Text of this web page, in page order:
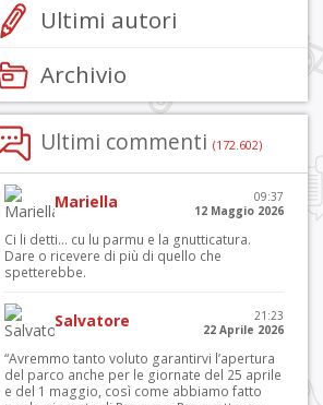
Ultimi autori
Archivio
Ultimi commenti (172.602)
Mariella
09:37
12 Maggio 2026
Ci li detti… cu lu parmu e la gnutticatura.
Dare o ricevere di più di quello che
spetterebbe.
Salvatore
21:23
22 Aprile 2026
“Avremmo tanto voluto garantirvi l’apertura
del parco anche per le giornate del 25 aprile
e del 1 maggio, così come abbiamo fatto